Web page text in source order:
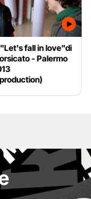
fall in love"di
- Palermo